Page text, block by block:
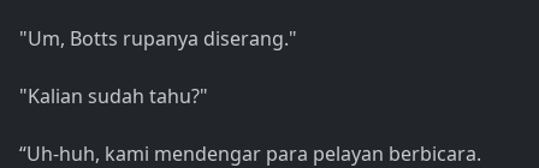
"Um, Botts rupanya diserang."
"Kalian sudah tahu?"
“Uh-huh, kami mendengar para pelayan berbicara.